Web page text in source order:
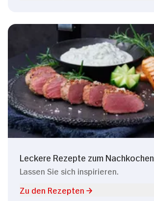
Leckere Rezepte zum Nachkochen
Lassen Sie sich inspirieren.
Zu den Rezepten